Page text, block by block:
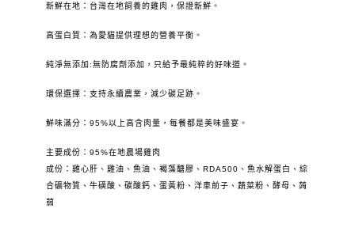
新鮮在地：台灣在地飼養的雞肉，保證新鮮。
高蛋白質：為愛貓提供理想的營養平衡。
純淨無添加:無防腐劑添加，只給予最純粹的好味道。
環保選擇：支持永續農業，減少碳足跡。
鮮味滿分：95%以上高含肉量，每餐都是美味盛宴。
主要成份：95%在地農場雞肉
成份：雞心肝、雞油、魚油、褐藻醣膠、RDA500 、魚水解蛋白、綜
合礦物質、牛磺酸、碳酸鈣、蛋黃粉、洋車前子、蔬菜粉、酵母、蒟
蒻